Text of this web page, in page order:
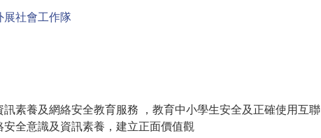
展社會工作隊
訊素養及網絡安全教育服務 ，教育中小學生安全及正確使用互聯
安全意識及資訊素養，建立正面價值觀